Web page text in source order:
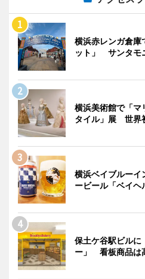
横浜赤レンガ倉庫
ット」 サンタモ
横浜美術館で「マ
タイル」展 世界
横浜ベイブルー
ービール「ベイヘ
保土ケ谷駅ビルに
ー」 看板商品は